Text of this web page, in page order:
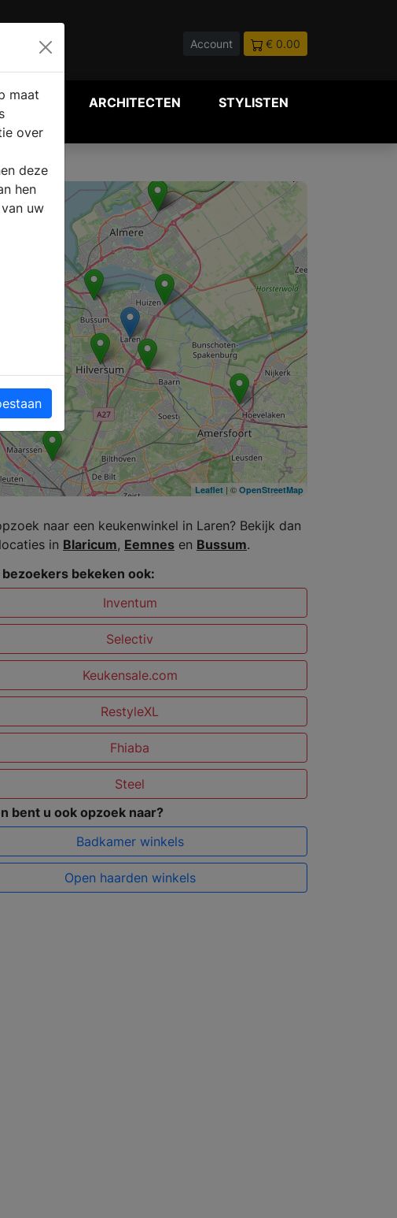
Account € 0.00
ARCHITECTEN STYLISTEN
Leaflet| © OpenStreetMap
naar een keukenwinkel in Laren? Bekijk dan
in Blaricum, Eemnesen Bussum.
bekeken ook:
Inventum
Selectiv
Keukensale.com
RestyleXL
Fhiaba
Steel
bent u ook opzoek naar?
Badkamer winkels
Open haarden winkels
maat
over
deze
hen
uw